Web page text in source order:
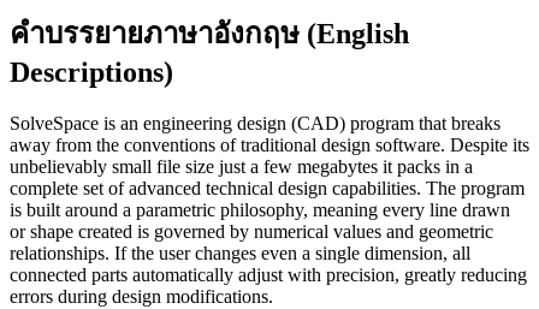
คำบรรยายภาษาอังกฤษ (English
Descriptions)
SolveSpace is an engineering design (CAD) program that breaks
away from the conventions of traditional design software. Despite its
unbelievably small file size just a few megabytes it packs in a
complete set of advanced technical design capabilities. The program
is built around a parametric philosophy, meaning every line drawn
or shape created is governed by numerical values and geometric
relationships. If the user changes even a single dimension, all
connected parts automatically adjust with precision, greatly reducing
errors during design modifications.